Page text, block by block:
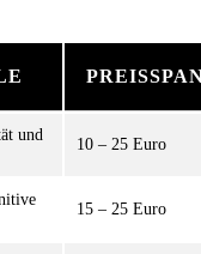
und
10 – 25 Euro
15 – 25 Euro